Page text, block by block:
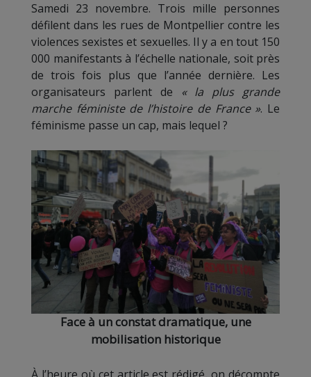
Samedi 23 novembre. Trois mille personnes
défilent dans les rues de Montpellier contre les
violences sexistes et sexuelles. Il y a en tout 150
000 manifestants à l’échelle nationale, soit près
de trois fois plus que l’année dernière. Les
organisateurs parlent de
« la plus grande
marche féministe de l’histoire de France ». Le
féminisme passe un cap, mais lequel ?
Face à un constat dramatique, une
mobilisation historique